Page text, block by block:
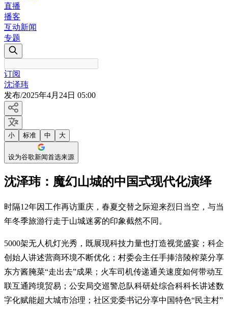
直播
播客
互动新闻
专题
订阅
沈泽玮
发布/2025年4月24日 05:00
小 标准 中 大
设为谷歌新闻首选来源
沈泽玮：魔幻山城的中国式现代化演绎
时隔12年因工作再访重庆，春夏交替之际迎来烈日当空，与当
年冬季旅游行走于山城迷雾的印象截然不同。
5000架无人机灯光秀，既展现科技力量也打造视觉盛宴；科企
创始人讲述营商环境不断优化；村委会主任手捧涪陵榨菜分享
东方酱腌菜“走出去”成果；火车司机传递通关速度如何带动互
联互通跨境贸易；公安局交巡警总队科研处综合科科长讲述数
字化赋能超大城市治理；社区党委书记分享中国特色“民主村”